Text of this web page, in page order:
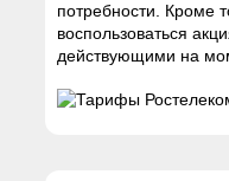
потребности. Кроме
воспользоваться
действующими на